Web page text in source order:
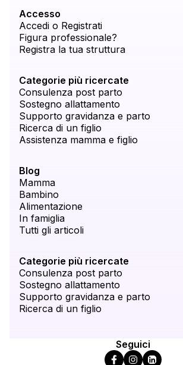
Accesso
Accedi o Registrati
Figura professionale?
Registra la tua struttura
Categorie più ricercate
Consulenza post parto
Sostegno allattamento
Supporto gravidanza e parto
Ricerca di un figlio
Assistenza mamma e figlio
Blog
Mamma
Bambino
Alimentazione
In famiglia
Tutti gli articoli
Categorie più ricercate
Consulenza post parto
Sostegno allattamento
Supporto gravidanza e parto
Ricerca di un figlio
Seguici